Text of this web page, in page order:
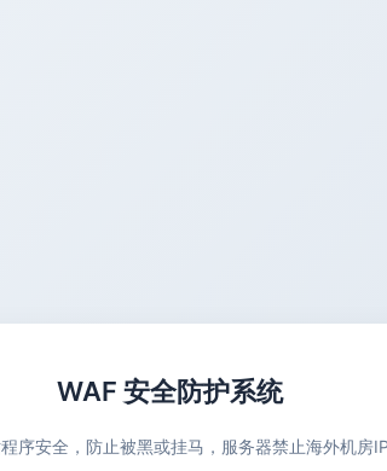
WAF 安全防护系统
序安全，防止被黑或挂马，服务器禁止海外机房